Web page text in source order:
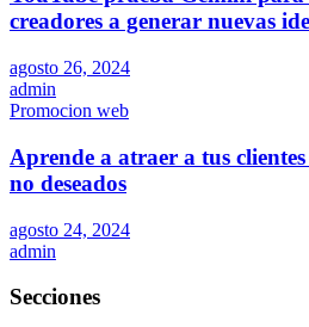
creadores a generar nuevas
agosto 26, 2024
admin
Promocion web
Aprende a atraer a tus
no deseados
agosto 24, 2024
admin
Secciones